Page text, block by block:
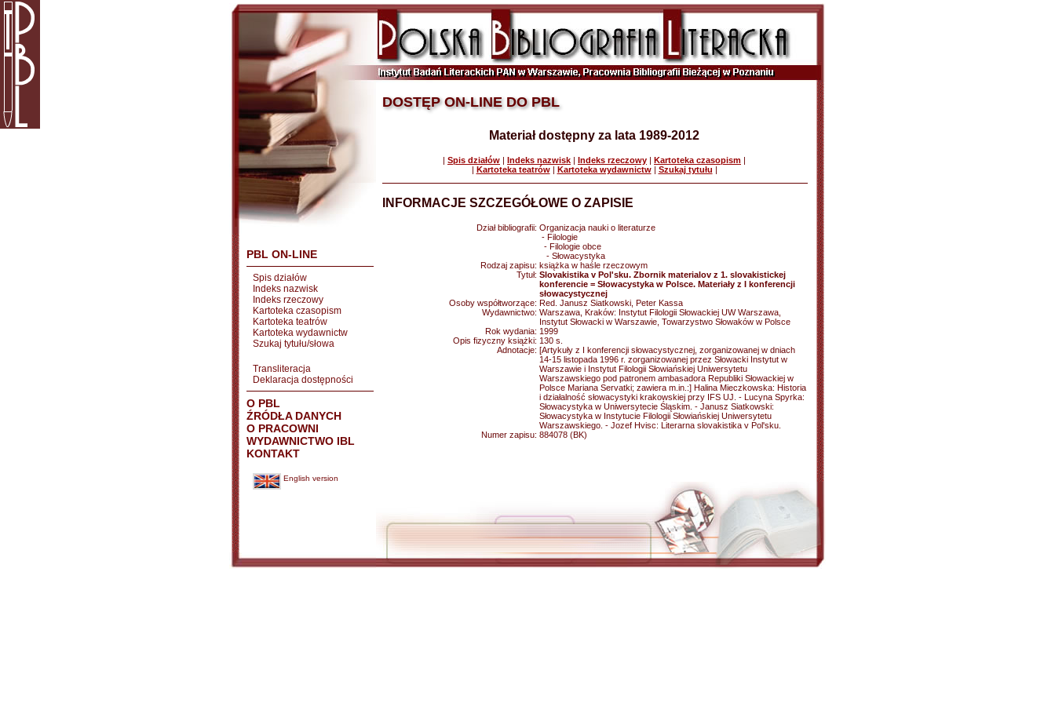
PBL ON-LINE
Spis działów
Indeks nazwisk
Indeks rzeczowy
Kartoteka czasopism
Kartoteka teatrów
Kartoteka wydawnictw
Szukaj tytułu/słowa
Transliteracja
Deklaracja dostępności
O PBL
ŹRÓDŁA DANYCH
O PRACOWNI
WYDAWNICTWO IBL
KONTAKT
English version
DOSTĘP ON-LINE DO PBL
Materiał dostępny za lata 1989-2012
| Spis działów | Indeks nazwisk | Indeks rzeczowy | Kartoteka czasopism |
| Kartoteka teatrów| Kartoteka wydawnictw| Szukaj tytułu |
INFORMACJE SZCZEGÓŁOWE O ZAPISIE
Dział bibliografii: Organizacja nauki o literaturze
- Filologie
- Filologie obce
- Słowacystyka
Rodzaj zapisu: książka w haśle rzeczowym
Tytuł: Slovakistika v Pol'sku. Zbornik materialov z 1. slovakistickej
konferencie = Słowacystyka w Polsce. Materiały z I konferencji
słowacystycznej
Osoby współtworzące: Red. Janusz Siatkowski, Peter Kassa
Wydawnictwo: Warszawa, Kraków: Instytut Filologii Słowackiej UW Warszawa,
Instytut Słowacki w Warszawie, Towarzystwo Słowaków w Polsce
Rok wydania: 1999
Opis fizyczny książki: 130 s.
Adnotacje: [Artykuły z I konferencji słowacystycznej, zorganizowanej w dniach
14-15 listopada 1996 r. zorganizowanej przez Słowacki Instytut w
Warszawie i Instytut Filologii Słowiańskiej Uniwersytetu
Warszawskiego pod patronem ambasadora Republiki Słowackiej w
Polsce Mariana Servatki; zawiera m.in.:] Halina Mieczkowska: Historia
i działalność słowacystyki krakowskiej przy IFS UJ. - Lucyna Spyrka:
Słowacystyka w Uniwersytecie Śląskim. - Janusz Siatkowski:
Słowacystyka w Instytucie Filologii Słowiańskiej Uniwersytetu
Warszawskiego. - Jozef Hvisc: Literarna slovakistika v Pol'sku.
Numer zapisu: 884078 (BK)